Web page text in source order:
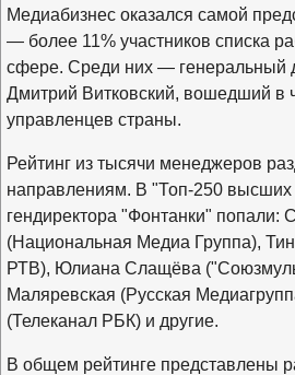
Медиабизнес оказался самой
— более 11% участников списка
сфере. Среди них — генеральный
Дмитрий Витковский, вошедший в
управленцев страны.
Рейтинг из тысячи менеджеров
направлениям. В "Топ-250 высших
гендиректора "Фонтанки" попали:
(Национальная Медиа Группа),
РТВ), Юлиана Слащёва
Маляревская (Русская
(Телеканал РБК) и другие.
В общем рейтинге представлены